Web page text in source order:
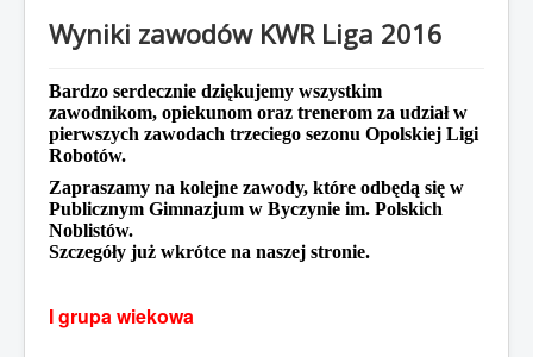
ZAWODY ROBOTÓW 2025
ZAWODY ROBOTÓW 2024
Otwarcie VII sezonu Opolskiej Ligi Robotów
Sezon 2019/2021
Sezon 2018/2019
Sezon 2017/2018
Sezon 2015/2016
Wyniki zawodów KWR Liga 2016
Bardzo serdecznie dziękujemy wszystkim
zawodnikom, opiekunom oraz trenerom za udział w
pierwszych zawodach trzeciego sezonu Opolskiej Ligi
Robotów.
Zapraszamy na kolejne zawody, które odbędą się w
Publicznym Gimnazjum w Byczynie im. Polskich
Noblistów.
Szczegóły już wkrótce na naszej stronie.
I grupa wiekowa